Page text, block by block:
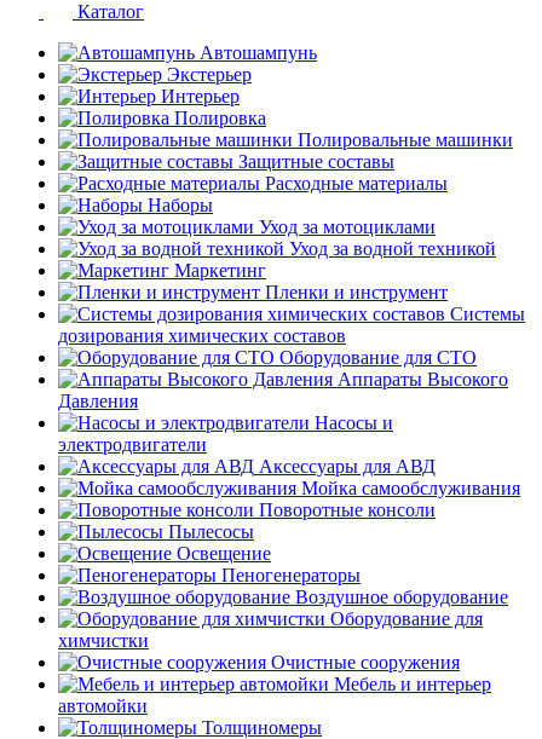
Каталог
Автошампунь
Экстерьер
Интерьер
Полировка
Полировальные машинки
Защитные составы
Расходные материалы
Наборы
Уход за мотоциклами
Уход за водной техникой
Маркетинг
Пленки и инструмент
Системы
дозирования химических составов
Оборудование для СТО
Аппараты Высокого
Давления
Насосы и
электродвигатели
Аксессуары для АВД
Мойка самообслуживания
Поворотные консоли
Пылесосы
Освещение
Пеногенераторы
Воздушное оборудование
Оборудование для
химчистки
Очистные сооружения
Мебель и интерьер
автомойки
Толщиномеры